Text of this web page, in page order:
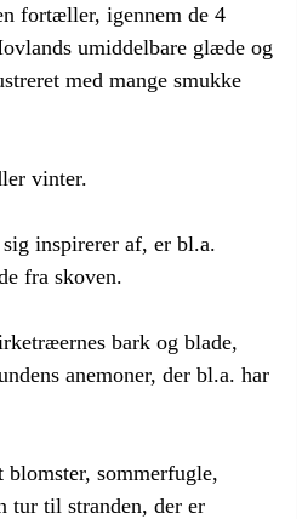
fortæller, igennem de 4
umiddelbare glæde og
med mange smukke
vinter.
inspirerer af, er bl.a.
fra skoven.
bark og blade,
anemoner, der bl.a. har
sommerfugle,
tur til stranden, der er